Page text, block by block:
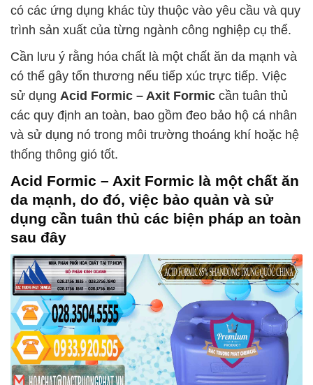
có các ứng dụng khác tùy thuộc vào yêu cầu và quy
trình sản xuất của từng ngành công nghiệp cụ thể.
Cần lưu ý rằng hóa chất là một chất ăn da mạnh và
có thể gây tổn thương nếu tiếp xúc trực tiếp. Việc
sử dụng Acid Formic – Axit Formic cần tuân thủ
các quy định an toàn, bao gồm đeo bảo hộ cá nhân
và sử dụng nó trong môi trường thoáng khí hoặc hệ
thống thông gió tốt.
Acid Formic – Axit Formic là một chất ăn
da mạnh, do đó, việc bảo quản và sử
dụng cần tuân thủ các biện pháp an toàn
sau đây